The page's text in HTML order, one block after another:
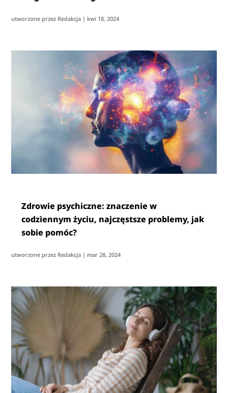
utworzone przez Redakcja | kwi 18, 2024
Zdrowie psychiczne: znaczenie w
codziennym życiu, najczęstsze problemy, jak
sobie pomóc?
utworzone przez Redakcja | mar 28, 2024